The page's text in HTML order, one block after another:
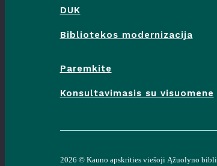
DUK
Bibliotekos modernizacija
Paremkite
Konsultavimasis su visuomene
2026 © Kauno apskrities viešoji Ąžuolyno